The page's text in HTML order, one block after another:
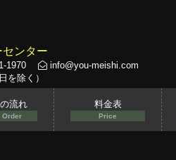
ンター
21-1970
info@you-meishi.com
を除く）
流れ
Order
料金表
Price